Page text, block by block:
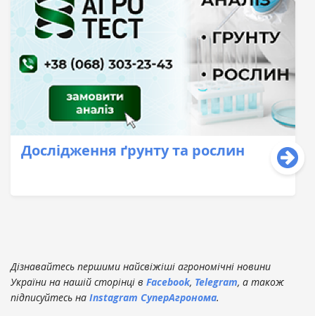
Дослідження ґрунту та рослин
Дізнавайтесь першими найсвіжіші агрономічні новини
України на нашій сторінці в Facebook, Telegram, а також
підписуйтесь на Instagram СуперАгронома.